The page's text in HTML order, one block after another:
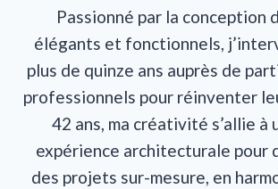
Passionné par la conception
élégants et fonctionnels,
plus de quinze ans auprès de
professionnels pour réinventer
42 ans, ma créativité s’allie à
expérience architecturale pour
des projets sur-mesure, en